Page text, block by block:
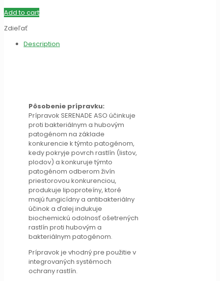
Add to cart
Zdieľať
Description
Pôsobenie prípravku:
Prípravok SERENADE ASO účinkuje
proti bakteriálnym a hubovým
patogénom na základe
konkurencie k týmto patogénom,
kedy pokryje povrch rastlín (listov,
plodov) a konkuruje týmto
patogénom odberom živín
priestorovou konkurenciou,
produkuje lipoproteíny, ktoré
majú fungicídny a antibakteriálny
účinok a ďalej indukuje
biochemickú odolnosť ošetrených
rastlín proti hubovým a
bakteriálnym patogénom.
Prípravok je vhodný pre použitie v
integrovaných systémoch
ochrany rastlín.